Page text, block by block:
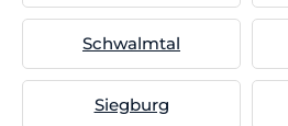
Schwalmtal
Siegburg